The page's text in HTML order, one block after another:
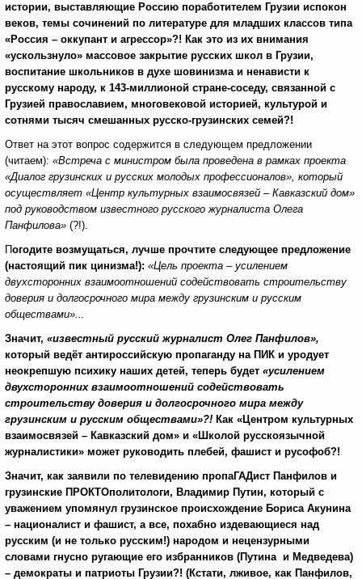
истории, выставляющие Россию поработителем Грузии испокон
веков, темы сочинений по литературе для младших классов типа
«Россия – оккупант и агрессор»?! Как это из их внимания
«ускользнуло» массовое закрытие русских школ в Грузии,
воспитание школьников в духе шовинизма и ненависти к
русскому народу, к 143-миллионой стране-соседу, связанной с
Грузией православием, многовековой историей, культурой и
сотнями тысяч смешанных русско-грузинских семей?!
Ответ на этот вопрос содержится в следующем предложении
(читаем): «Встреча с министром была проведена в рамках проекта
«Диалог грузинских и русских молодых профессионалов», который
осуществляет «Центр культурных взаимосвязей – Кавказский дом»
под руководством известного русского журналиста Олега
Панфилова» (?!).
Погодите возмущаться, лучше прочтите следующее предложение
(настоящий пик цинизма!): «Цель проекта – усилением
двухсторонних взаимоотношений содействовать строительству
доверия и долгосрочного мира между грузинским и русским
обществами»...
Значит, «известный русский журналист Олег Панфилов»,
который ведёт антироссийскую пропаганду на ПИК и уродует
неокрепшую психику наших детей, теперь будет «усилением
двухсторонних взаимоотношений содействовать
строительству доверия и долгосрочного мира между
грузинским и русским обществами»?! Как «Центром культурных
взаимосвязей – Кавказский дом» и «Школой русскоязычной
журналистики» может руководить плебей, фашист и русофоб?!
Значит, как заявили по телевидению пропаГАДист Панфилов и
грузинские ПРОКТОполитологи, Владимир Путин, который с
уважением упомянул грузинское происхождение Бориса Акунина
– националист и фашист, а все, похабно издевающиеся над
русским (и не только русским!) народом и нецензурными
словами гнусно ругающие его избранников (Путина и Медведева)
– демократы и патриоты Грузии?! (Кстати, лживое, как Панфилов,